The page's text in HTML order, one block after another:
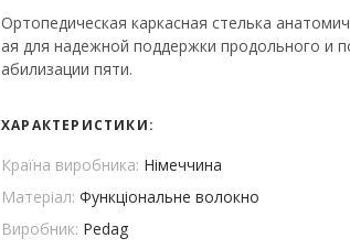
Ортопедическая каркасная стелька
ая для надежной поддержки продольного и
абилизации пяти.
ХАРАКТЕРИСТИКИ:
Країна виробника: Німеччина
Матеріал: Функціональне волокно
Виробник: Pedag